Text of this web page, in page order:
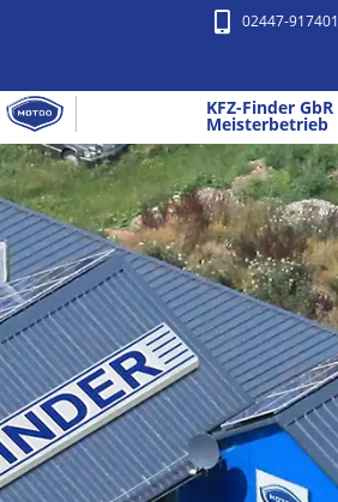
02447-917401
KFZ-Finder GbR
Meisterbetrieb